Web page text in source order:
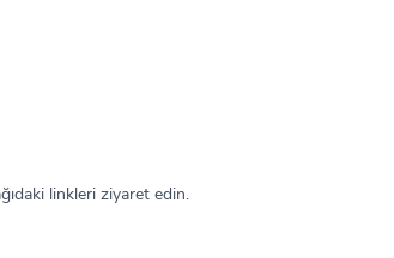
linkleri ziyaret edin.